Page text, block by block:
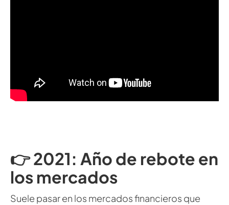
👉 2021: Año de rebote en
los mercados
Suele pasar en los mercados financieros que